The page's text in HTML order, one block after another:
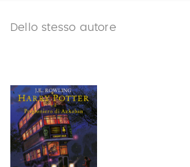
Dello stesso autore